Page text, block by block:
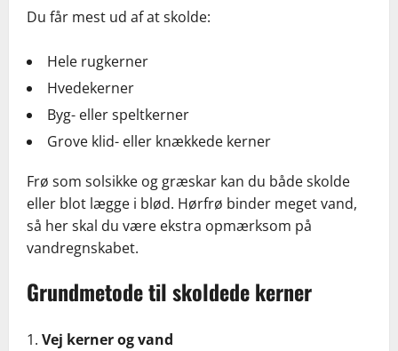
Du får mest ud af at skolde:
Hele rugkerner
Hvedekerner
Byg- eller speltkerner
Grove klid- eller knækkede kerner
Frø som solsikke og græskar kan du både skolde
eller blot lægge i blød. Hørfrø binder meget vand,
så her skal du være ekstra opmærksom på
vandregnskabet.
Grundmetode til skoldede kerner
Vej kerner og vand